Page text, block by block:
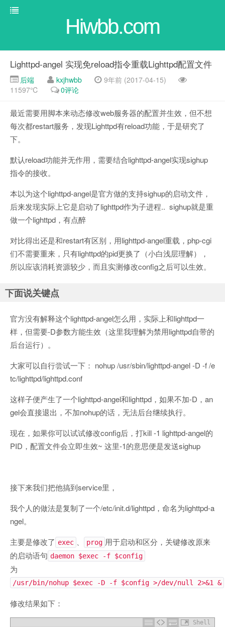
Hiwbb.com
Lighttpd-angel 实现免reload指令重载Lighttpd配置文件
后端 kxjhwbb
9年前 (2017-04-15)
11597℃
0评论
最近需要用脚本来动态修改web服务器的配置并生效，但不想
每次都restart服务，发现Lighttpd有reload功能，于是研究了
下。
默认reload功能并无作用，需要结合lighttpd-angel实现sighup
指令的接收。
本以为这个lighttpd-angel是官方做的支持sighup的启动文件，
后来发现实际上它是启动了lighttpd作为子进程.. sighup就是重
做一个lighttpd，有点醉
对比得出还是和restart有区别，用lighttpd-angel重载，php-cgi
们不需要重来，只有lighttpd的pid更换了（小白浅层理解），
所以应该消耗资源较少，而且实测修改config之后可以生效。
下面说关键点
官方没有解释这个lighttpd-angel怎么用，实际上和lighttpd一
样，但需要-D参数方能生效（这里我理解为禁用lighttpd自带的
后台运行）。
大家可以自行尝试一下： nohup /usr/sbin/lighttpd-angel -D -f /e
tc/lighttpd/lighttpd.conf
这样子便产生了一个lighttpd-angel和lighttpd，如果不加-D，an
gel会直接退出，不加nohup的话，无法后台继续执行。
现在，如果你可以试试修改config后，打kill -1 lighttpd-angel的
PID，配置文件会立即生效~ 这里-1的意思便是发送sighup
接下来我们把他搞到service里，
我个人的做法是复制了一个/etc/init.d/lighttpd，命名为lighttpd-a
ngel。
主要是修改了 exec prog 用于启动和区分，关键修改原来
的启动语句 daemon $exec -f $config
为
/usr/bin/nohup $exec -D -f $config >/dev/null 2>&1 &
修改结果如下：
Shell